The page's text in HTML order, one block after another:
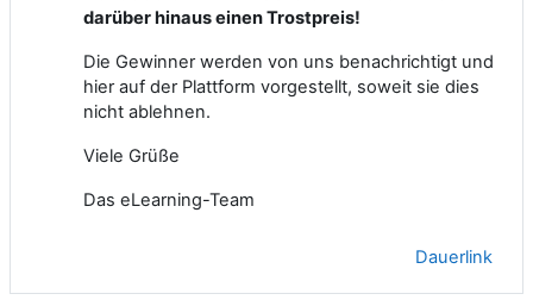
darüber hinaus einen Trostpreis!
Die Gewinner werden von uns benachrichtigt und
hier auf der Plattform vorgestellt, soweit sie dies
nicht ablehnen.
Viele Grüße
Das eLearning-Team
Dauerlink